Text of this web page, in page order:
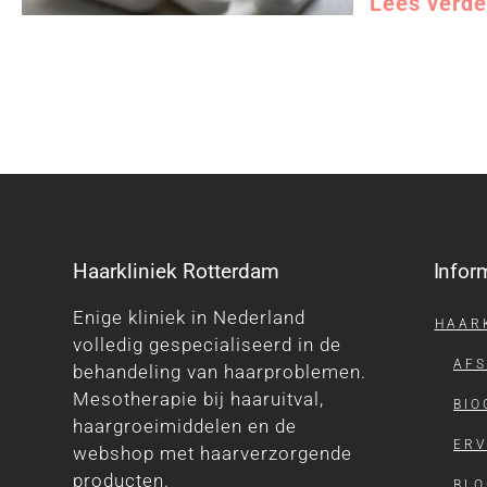
Haarkliniek Rotterdam
Enige kliniek in Nederland
volledig gespecialiseerd in de
behandeling van haarproblemen.
Mesotherapie bij haaruitval,
haargroeimiddelen en de
webshop met haarverzorgende
producten.